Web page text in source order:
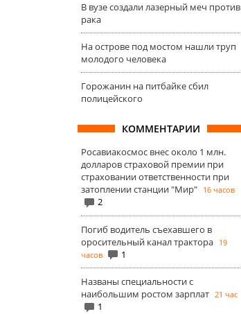
В вузе создали лазерный меч против
рака
На острове под мостом нашли труп
молодого человека
Горожанин на питбайке сбил
полицейского
КОММЕНТАРИИ
Росавиакосмос внес около 1 млн.
долларов страховой премии при
страховании ответственности при
затоплении станции "Мир" 16 часов
2
Погиб водитель съехавшего в
оросительный канал трактора 19
часов
1
Названы специальности с
наибольшим ростом зарплат 21 час
1